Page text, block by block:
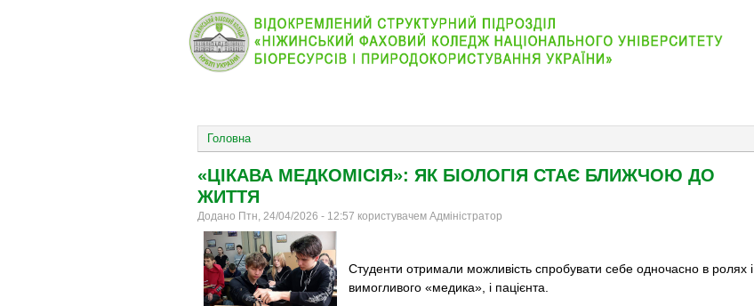
Головна
«ЦІКАВА МЕДКОМІСІЯ»: ЯК БІОЛОГІЯ СТАЄ БЛИЖЧОЮ ДО
ЖИТТЯ
Додано Птн, 24/04/2026 - 12:57 користувачем Адміністратор
Студенти отримали можливість спробувати себе одночасно в ролях і
вимогливого «медика», і пацієнта.